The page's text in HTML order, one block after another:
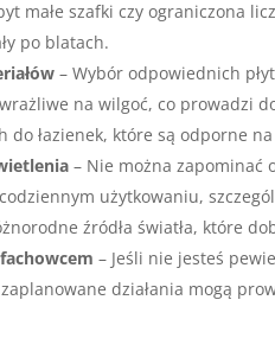
małe szafki czy ograniczona
po blatach.
– Wybór odpowiednich
na wilgoć, co prowadzi
do łazienek, które są odporne
– Nie można zapominać
użytkowaniu,
źródła światła, które
– Jeśli nie jesteś
działania mogą